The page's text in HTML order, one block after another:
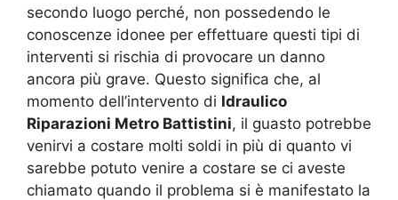
secondo luogo perché, non possedendo le
conoscenze idonee per effettuare questi tipi di
interventi si rischia di provocare un danno
ancora più grave. Questo significa che, al
momento dell’intervento di Idraulico
Riparazioni Metro Battistini, il guasto potrebbe
venirvi a costare molti soldi in più di quanto vi
sarebbe potuto venire a costare se ci aveste
chiamato quando il problema si è manifestato la